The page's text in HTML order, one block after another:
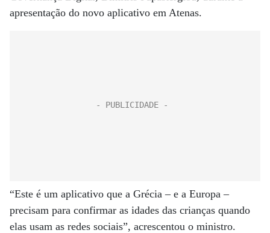
apresentação do novo aplicativo em Atenas.
“Este é um aplicativo que a Grécia – e a Europa –
precisam para confirmar as idades das crianças quando
elas usam as redes sociais”, acrescentou o ministro.